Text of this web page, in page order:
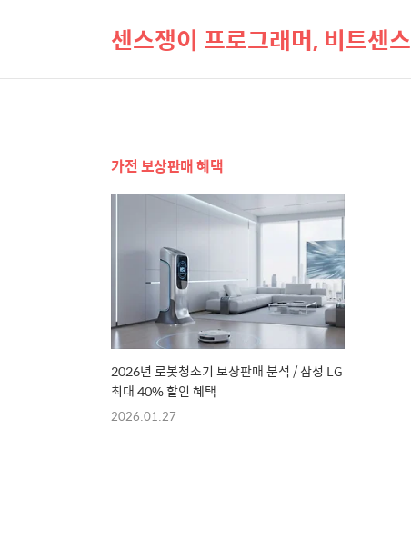
센스쟁이 프로그래머, 비트센스
가전 보상판매 혜택
2026년 로봇청소기 보상판매 분석 / 삼성 LG
최대 40% 할인 혜택
2026.01.27